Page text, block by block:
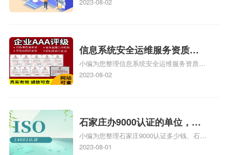
信息系统安全运维服务资质二
级费用，信息系统安全运维服
务资质二级
小编为您整理信息系统安全运维服务资质认
证证书机构有哪些、安全运维服务资质的费
体系认证知识，详情可查看下方正文！
2023-08-02
石家庄办9000认证的单位，石
家庄9000认证的公司
小编为您整理石家庄9000认证多少钱、石家
庄9000认证价格多少钱、石家庄9000认证
2023-08-01